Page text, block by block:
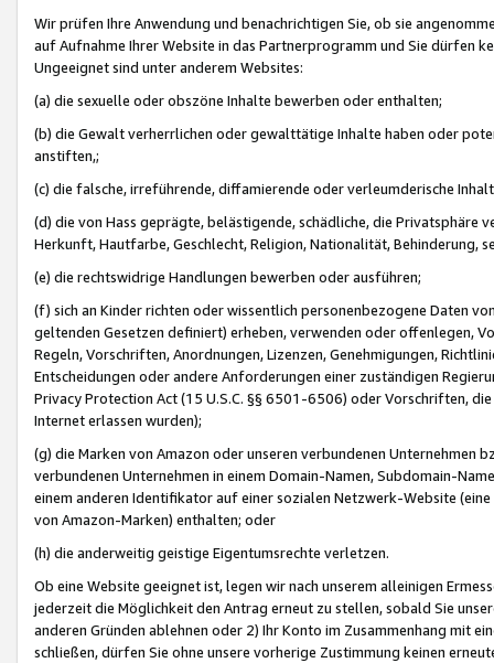
Wir prüfen Ihre Anwendung und benachrichtigen Sie, ob sie
auf Aufnahme Ihrer Website in das Partnerprogramm und Sie dürfen
Ungeeignet sind unter anderem Websites:
(a) die sexuelle oder obszöne Inhalte bewerben oder enthalten;
(b) die Gewalt verherrlichen oder gewalttätige Inhalte haben oder
anstiften,;
(c) die falsche, irreführende, diffamierende oder verleumderische
(d) die von Hass geprägte, belästigende, schädliche, die Privatsphäre
Herkunft, Hautfarbe, Geschlecht, Religion, Nationalität, Behinderung,
(e) die rechtswidrige Handlungen bewerben oder ausführen;
(f) sich an Kinder richten oder wissentlich personenbezogene Daten
geltenden Gesetzen definiert) erheben, verwenden oder offenlegen,
Regeln, Vorschriften, Anordnungen, Lizenzen, Genehmigungen,
Entscheidungen oder andere Anforderungen einer zuständigen
Privacy Protection Act (15 U.S.C. §§ 6501-6506) oder Vorschriften,
Internet erlassen wurden);
(g) die Marken von Amazon oder unseren verbundenen Unternehmen
verbundenen Unternehmen in einem Domain-Namen, Subdomain-
einem anderen Identifikator auf einer sozialen Netzwerk-Website
von Amazon-Marken) enthalten; oder
(h) die anderweitig geistige Eigentumsrechte verletzen.
Ob eine Website geeignet ist, legen wir nach unserem alleinigen
jederzeit die Möglichkeit den Antrag erneut zu stellen, sobald Sie
anderen Gründen ablehnen oder 2) Ihr Konto im Zusammenhang mit
schließen, dürfen Sie ohne unsere vorherige Zustimmung keinen